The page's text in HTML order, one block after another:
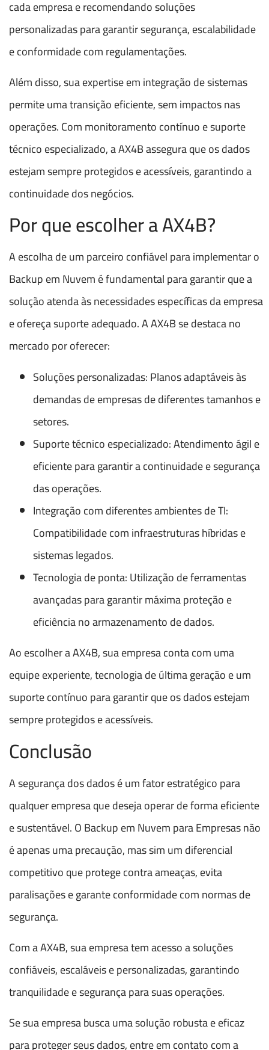
cada empresa e recomendando soluções
personalizadas para garantir segurança, escalabilidade
e conformidade com regulamentações.
Além disso, sua expertise em integração de sistemas
permite uma transição eficiente, sem impactos nas
operações. Com monitoramento contínuo e suporte
técnico especializado, a AX4B assegura que os dados
estejam sempre protegidos e acessíveis, garantindo a
continuidade dos negócios.
Por que escolher a AX4B?
A escolha de um parceiro confiável para implementar o
Backup em Nuvem é fundamental para garantir que a
solução atenda às necessidades específicas da empresa
e ofereça suporte adequado. A AX4B se destaca no
mercado por oferecer:
Soluções personalizadas: Planos adaptáveis às
demandas de empresas de diferentes tamanhos e
setores.
Suporte técnico especializado: Atendimento ágil e
eficiente para garantir a continuidade e segurança
das operações.
Integração com diferentes ambientes de TI:
Compatibilidade com infraestruturas híbridas e
sistemas legados.
Tecnologia de ponta: Utilização de ferramentas
avançadas para garantir máxima proteção e
eficiência no armazenamento de dados.
Ao escolher a AX4B, sua empresa conta com uma
equipe experiente, tecnologia de última geração e um
suporte contínuo para garantir que os dados estejam
sempre protegidos e acessíveis.
Conclusão
A segurança dos dados é um fator estratégico para
qualquer empresa que deseja operar de forma eficiente
e sustentável. O Backup em Nuvem para Empresas não
é apenas uma precaução, mas sim um diferencial
competitivo que protege contra ameaças, evita
paralisações e garante conformidade com normas de
segurança.
Com a AX4B, sua empresa tem acesso a soluções
confiáveis, escaláveis e personalizadas, garantindo
tranquilidade e segurança para suas operações.
Se sua empresa busca uma solução robusta e eficaz
para proteger seus dados, entre em contato com a